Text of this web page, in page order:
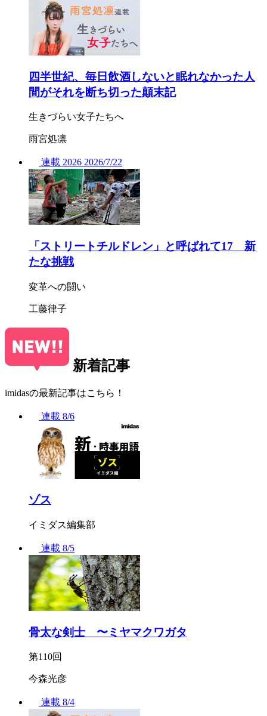
四半世紀、毎日飲酒しないと眠れなかった人
間がそれを断ち切った顛末記
生きづらい女子たちへ
雨宮処凛
連載 2026 2026/7/22
「ストリートチルドレン」と呼ばれて17 新
たな挑戦
変革への闘い
工藤律子
新着記事
imidasの最新記事はこちら！
連載 8/6
ゾス
イミダス編集部
連載 8/5
骨太な剣士 〜ミヤマクワガタ
第110回
今森光彦
連載 8/4